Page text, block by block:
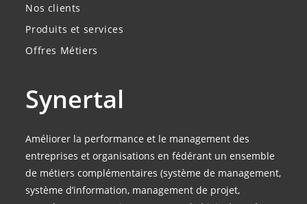
Nos clients
Produits et services
Offres Métiers
Synertal
Améliorer la performance et le management des
entreprises et organisations en fédérant un ensemble
de métiers complémentaires (système de management,
système d’information, management de projet,